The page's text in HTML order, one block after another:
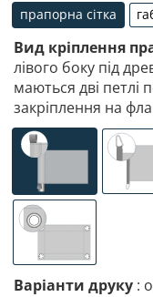
прапорна сітка
прапорна
Вид кріплення
лівого боку під
маються дві петлі
закріплення на
Варіанти друку :